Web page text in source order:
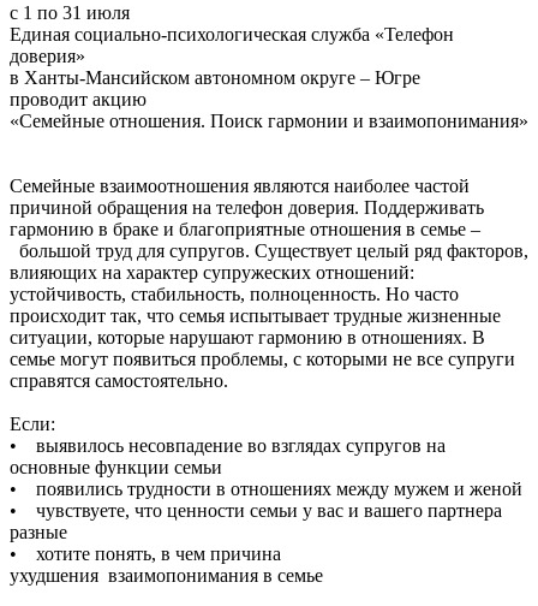
с 1 по 31 июля
Единая социально-психологическая служба «Телефон
доверия»
в Ханты-Мансийском автономном округе – Югре
проводит акцию
«Семейные отношения. Поиск гармонии и взаимопонимания»
Семейные взаимоотношения являются наиболее частой
причиной обращения на телефон доверия. Поддерживать
гармонию в браке и благоприятные отношения в семье –
большой труд для супругов. Существует целый ряд факторов,
влияющих на характер супружеских отношений:
устойчивость, стабильность, полноценность. Но часто
происходит так, что семья испытывает трудные жизненные
ситуации, которые нарушают гармонию в отношениях. В
семье могут появиться проблемы, с которыми не все супруги
справятся самостоятельно.
Если:
• выявилось несовпадение во взглядах супругов на
основные функции семьи
• появились трудности в отношениях между мужем и женой
• чувствуете, что ценности семьи у вас и вашего партнера
разные
• хотите понять, в чем причина
ухудшения взаимопонимания в семье